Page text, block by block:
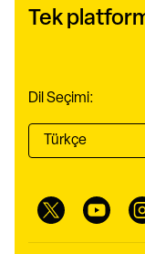
Tek
Dil Seçimi: